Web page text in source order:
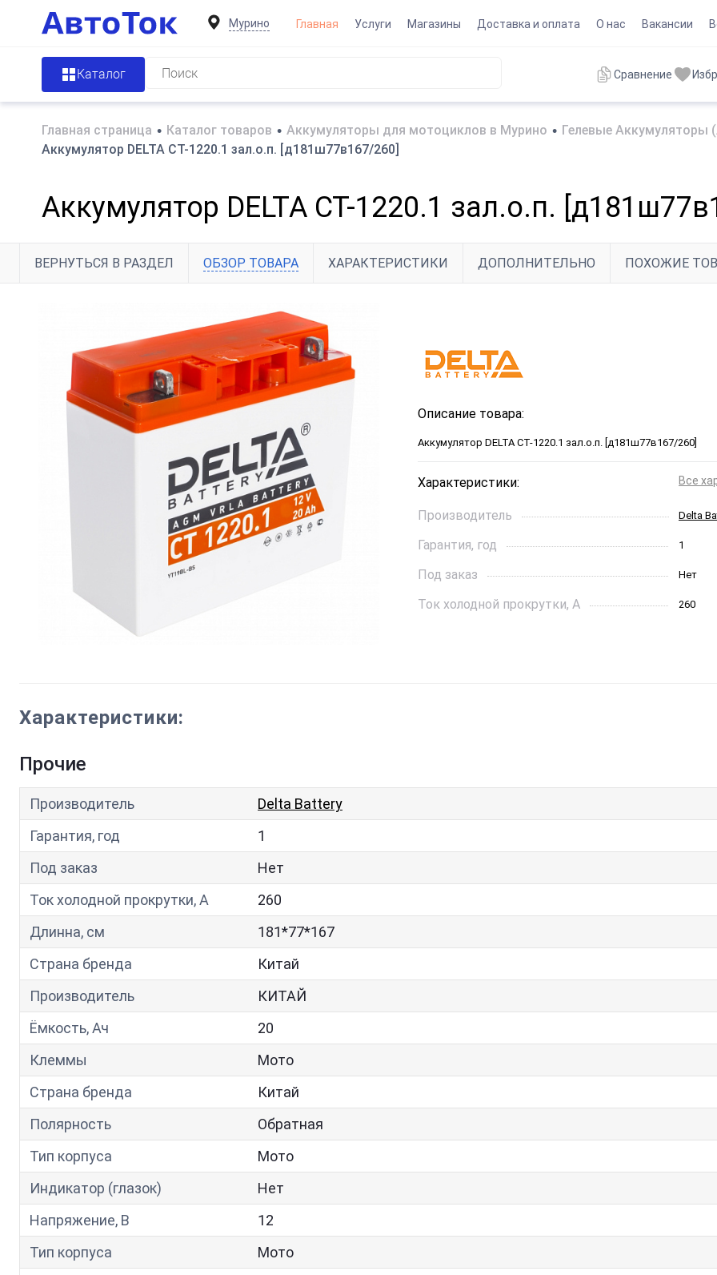
Мурино Главная Услуги Магазины Доставка и оплата О нас Вакансии
Каталог Сравнение
Главная страница • Каталог товаров • Аккумуляторы для мотоциклов в Мурино • Гелевые Аккумуляторы
Аккумулятор DELTA СТ-1220.1 зал.о.п. [д181ш77в167/260]
Аккумулятор DELTA СТ-1220.1 зал.о.п.
ВЕРНУТЬСЯ В РАЗДЕЛ ОБЗОР ТОВАРА ХАРАКТЕРИСТИКИ ДОПОЛНИТЕЛЬНО ПОХОЖИЕ
Описание товара:
Аккумулятор DELTA СТ-1220.1 зал.о.п. [д181ш77в167/260]
Характеристики: Все
Производитель Delta
Гарантия, год 1
Под заказ Нет
Ток холодной прокрутки, A 260
Характеристики:
Прочие
Производитель
Delta Battery
Гарантия, год
1
Под заказ
Нет
Ток холодной прокрутки, A
260
Длинна, см
181*77*167
Страна бренда
Китай
Производитель
КИТАЙ
Ёмкость, Ач
20
Клеммы
Мото
Страна бренда
Китай
Полярность
Обратная
Тип корпуса
Мото
Индикатор (глазок)
Нет
Напряжение, В
12
Тип корпуса
Мото